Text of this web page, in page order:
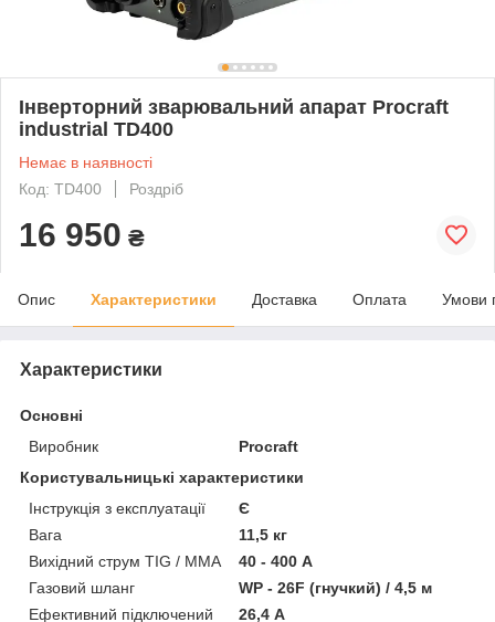
Інверторний зварювальний апарат Procraft
industrial TD400
Немає в наявності
Код: TD400
Роздріб
16 950 ₴
Опис Характеристики Доставка Оплата Умови
Характеристики
Основні
Виробник
Procraft
Користувальницькі характеристики
Інструкція з експлуатації
Є
Вага
11,5 кг
Вихідний струм TIG / MMA
40 - 400 А
Газовий шланг
WP - 26F (гнучкий) / 4,5 м
Ефективний підключений
26,4 А